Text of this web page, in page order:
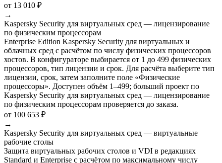
от 13 010 ₽
→
Kaspersky Security для виртуальных сред — лицензирование
по физическим процессорам
Enterprise Edition Kaspersky Security для виртуальных и
облачных сред с расчётом по числу физических процессоров
хостов. В конфигураторе выбирается от 1 до 499 физических
процессоров, тип лицензии и срок. Для расчёта выберите тип
лицензии, срок, затем заполните поле «Физические
процессоры». Доступен объём 1–499; больший проект по
Kaspersky Security для виртуальных сред — лицензирование
по физическим процессорам проверяется до заказа.
от 100 653 ₽
→
Kaspersky Security для виртуальных сред — виртуальные
рабочие столы
Защита виртуальных рабочих столов и VDI в редакциях
Standard и Enterprise с расчётом по максимальному числу